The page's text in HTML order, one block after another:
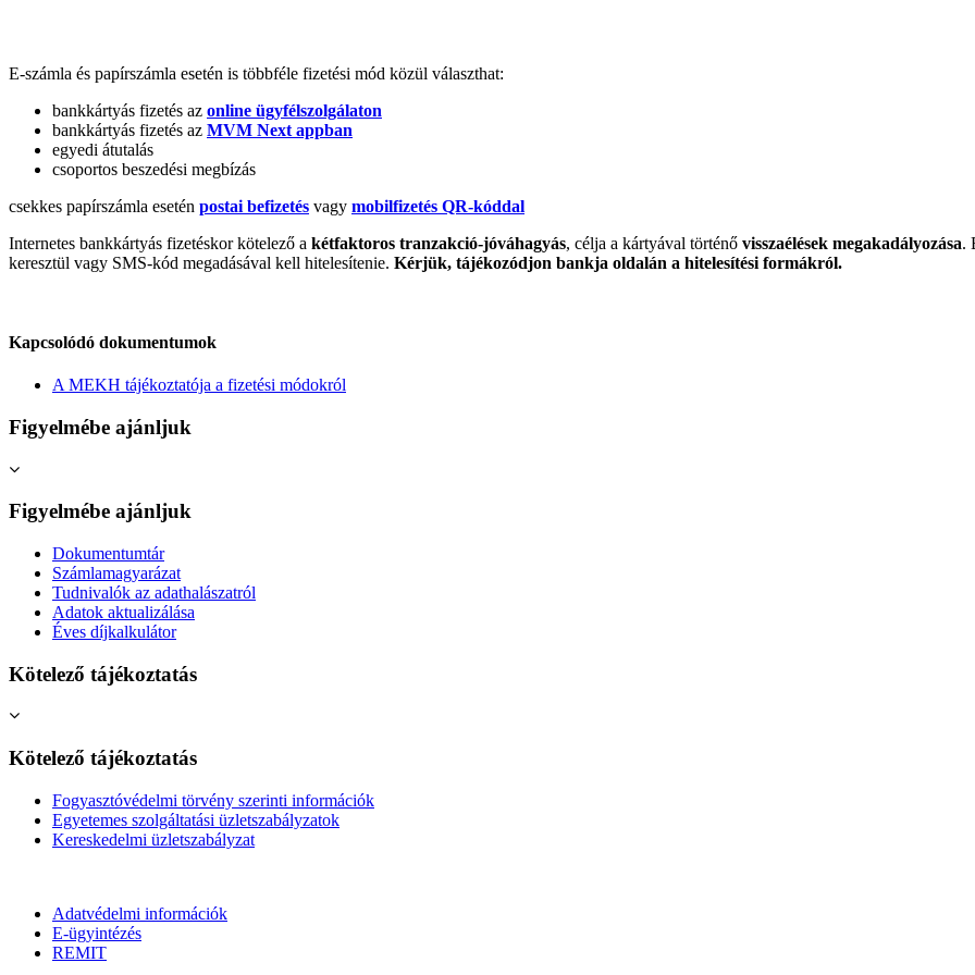
E-számla és papírszámla esetén is többféle fizetési mód közül választhat:
bankkártyás fizetés az online ügyfélszolgálaton
bankkártyás fizetés az MVM Next appban
egyedi átutalás
csoportos beszedési megbízás
csekkes papírszámla esetén postai befizetés vagy mobilfizetés QR-kóddal
Internetes bankkártyás fizetéskor kötelező a kétfaktoros tranzakció-jóváhagyás, célja a kártyával történő visszaélések megakadályozása.
keresztül vagy SMS-kód megadásával kell hitelesítenie. Kérjük, tájékozódjon bankja oldalán a hitelesítési formákról.
Kapcsolódó dokumentumok
A MEKH tájékoztatója a fizetési módokról
Figyelmébe ajánljuk
Figyelmébe ajánljuk
Dokumentumtár
Számlamagyarázat
Tudnivalók az adathalászatról
Adatok aktualizálása
Éves díjkalkulátor
Kötelező tájékoztatás
Kötelező tájékoztatás
Fogyasztóvédelmi törvény szerinti információk
Egyetemes szolgáltatási üzletszabályzatok
Kereskedelmi üzletszabályzat
Adatvédelmi információk
E-ügyintézés
REMIT